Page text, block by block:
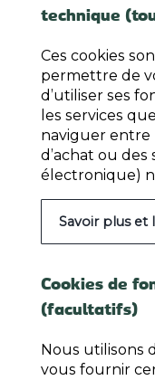
technique
Ces cookies
permettre de
d’utiliser ses
les services
naviguer entre
d’achat ou
électronique)
Savoir plus et
Cookies de
(facultatifs)
Nous utilisons
vous fournir